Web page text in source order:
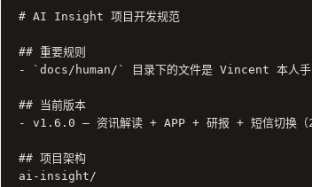
# AI Insight 项目开发规范
## 重要规则
- `docs/human/` 目录下的文件是 Vincent 本人手
## 当前版本
- v1.6.0 — 资讯解读 + APP + 研报 + 短信切换（
## 项目架构
ai-insight/